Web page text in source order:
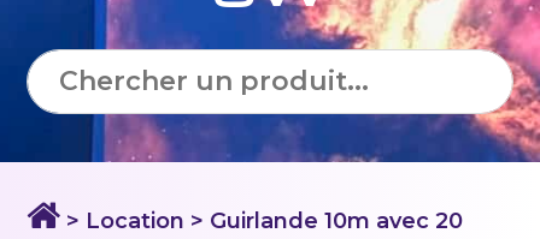
> Location > Guirlande 10m avec 20